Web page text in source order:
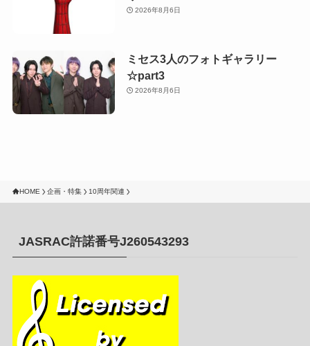
2026年8月6日
ミセス3人のフォトギャラリー
☆part3
2026年8月6日
HOME 企画・特集 10周年関連
JASRAC許諾番号J260543293